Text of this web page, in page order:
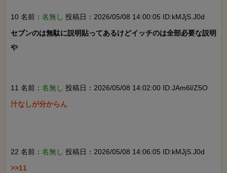
10 名前： 名無し 投稿日：2026/05/08 14:00:05 ID:kMJjS.J0d
セブンのは無駄に説明貼ってあるけどイッチのは全部必要な説明
や
11 名前： 名無し 投稿日：2026/05/08 14:02:00 ID:JAm6l/Z5O
汁なしが分からん
22 名前： 名無し 投稿日：2026/05/08 14:06:05 ID:kMJjS.J0d
>>11